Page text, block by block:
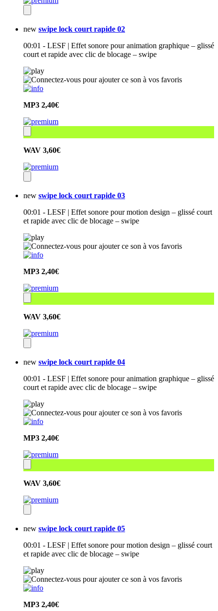
new swipe lock court rapide 02
00:01 - LESF | Effet sonore pour animation graphique – glissé
court et rapide avec clic de blocage – swipe
MP3 2,40€
WAV 3,60€
new swipe lock court rapide 03
00:01 - LESF | Effet sonore pour motion design – glissé court
et rapide avec clic de blocage – swipe
MP3 2,40€
WAV 3,60€
new swipe lock court rapide 04
00:01 - LESF | Effet sonore pour animation graphique – glissé
court et rapide avec clic de blocage – swipe
MP3 2,40€
WAV 3,60€
new swipe lock court rapide 05
00:01 - LESF | Effet sonore pour motion design – glissé court
et rapide avec clic de blocage – swipe
MP3 2,40€